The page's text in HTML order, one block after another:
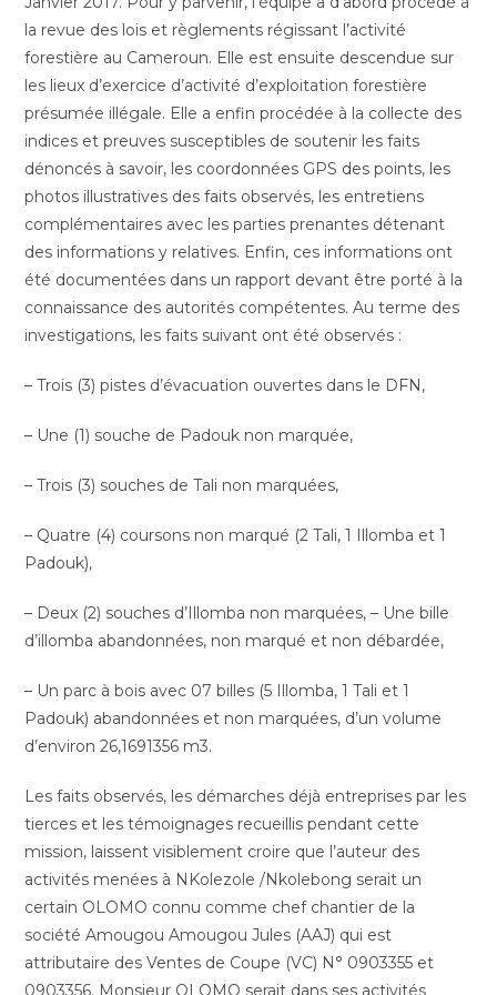
la revue des lois et règlements régissant l’activité
forestière au Cameroun. Elle est ensuite descendue sur
les lieux d’exercice d’activité d’exploitation forestière
présumée illégale. Elle a enfin procédée à la collecte des
indices et preuves susceptibles de soutenir les faits
dénoncés à savoir, les coordonnées GPS des points, les
photos illustratives des faits observés, les entretiens
complémentaires avec les parties prenantes détenant
des informations y relatives. Enfin, ces informations ont
été documentées dans un rapport devant être porté à la
connaissance des autorités compétentes. Au terme des
investigations, les faits suivant ont été observés :
– Trois (3) pistes d’évacuation ouvertes dans le DFN,
– Une (1) souche de Padouk non marquée,
– Trois (3) souches de Tali non marquées,
– Quatre (4) coursons non marqué (2 Tali, 1 Illomba et 1
Padouk),
– Deux (2) souches d’Illomba non marquées, – Une bille
d’illomba abandonnées, non marqué et non débardée,
– Un parc à bois avec 07 billes (5 Illomba, 1 Tali et 1
Padouk) abandonnées et non marquées, d’un volume
d’environ 26,1691356 m3.
Les faits observés, les démarches déjà entreprises par les
tierces et les témoignages recueillis pendant cette
mission, laissent visiblement croire que l’auteur des
activités menées à NKolezole /Nkolebong serait un
certain OLOMO connu comme chef chantier de la
société Amougou Amougou Jules (AAJ) qui est
attributaire des Ventes de Coupe (VC) N° 0903355 et
0903356. Monsieur OLOMO serait dans ses activités